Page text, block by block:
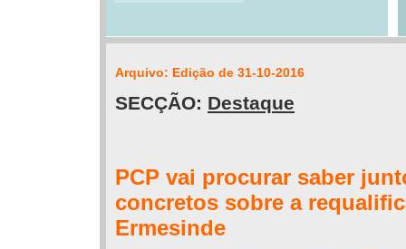
Arquivo: Edição de 31-10-2016
SECÇÃO: Destaque
PCP vai procurar saber
concretos sobre a
Ermesinde